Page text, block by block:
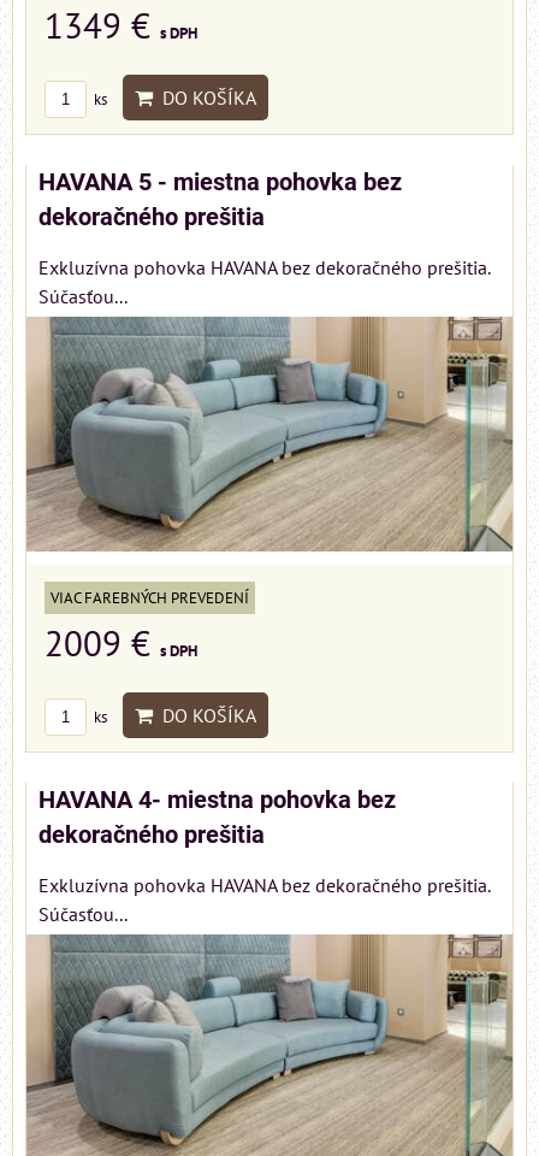
1349 € s DPH
ks DO KOŠÍKA
HAVANA 5 - miestna pohovka bez
dekoračného prešitia
Exkluzívna pohovka HAVANA bez dekoračného prešitia.
Súčasťou...
VIAC FAREBNÝCH PREVEDENÍ
2009 € s DPH
ks DO KOŠÍKA
HAVANA 4- miestna pohovka bez
dekoračného prešitia
Exkluzívna pohovka HAVANA bez dekoračného prešitia.
Súčasťou...